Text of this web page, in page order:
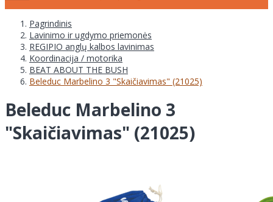
Pagrindinis
Lavinimo ir ugdymo priemonės
REGIPIO anglų kalbos lavinimas
Koordinacija / motorika
BEAT ABOUT THE BUSH
Beleduc Marbelino 3 "Skaičiavimas" (21025)
Beleduc Marbelino 3
"Skaičiavimas" (21025)